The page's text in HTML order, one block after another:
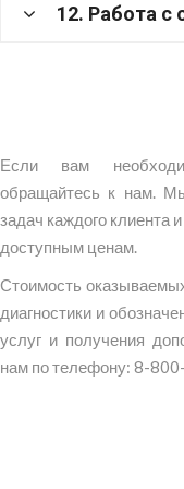
12. Работа с
Если вам
обращайтесь к нам.
задач каждого клиента
доступным ценам.
Стоимость
диагностики и
услуг и получения
нам по телефону: 8-